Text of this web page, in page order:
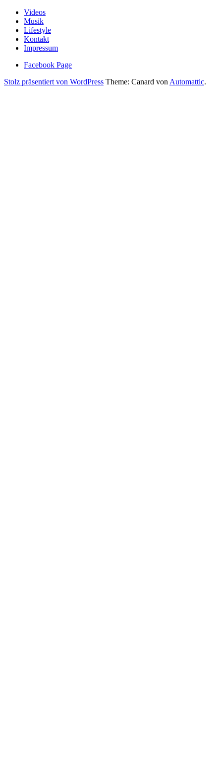
Videos
Musik
Lifestyle
Kontakt
Impressum
Facebook Page
Stolz präsentiert von WordPress Theme: Canard von Automattic.